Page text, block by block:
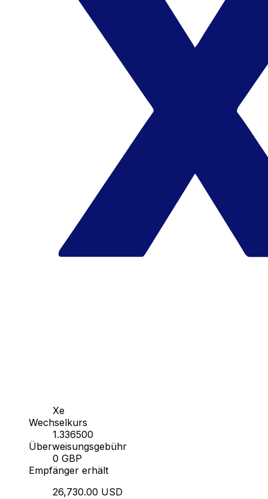
Xe
Wechselkurs
1.336500
Überweisungsgebühr
0 GBP
Empfänger erhält
26,730.00 USD